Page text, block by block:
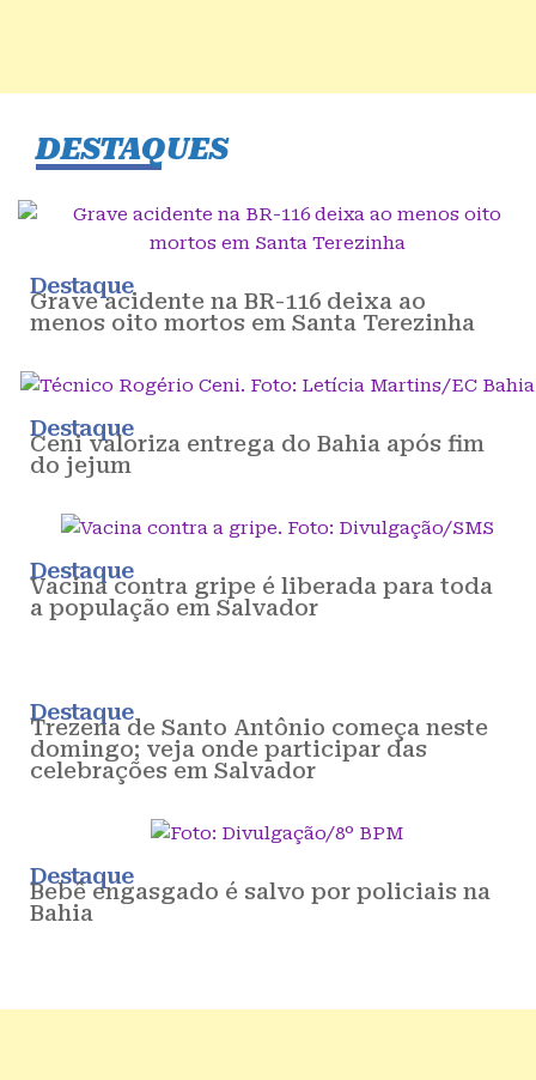
DESTAQUES
Destaque
Grave acidente na BR-116 deixa ao
menos oito mortos em Santa Terezinha
Destaque
Ceni valoriza entrega do Bahia após fim
do jejum
Destaque
Vacina contra gripe é liberada para toda
a população em Salvador
Destaque
Trezena de Santo Antônio começa neste
domingo; veja onde participar das
celebrações em Salvador
Destaque
Bebê engasgado é salvo por policiais na
Bahia